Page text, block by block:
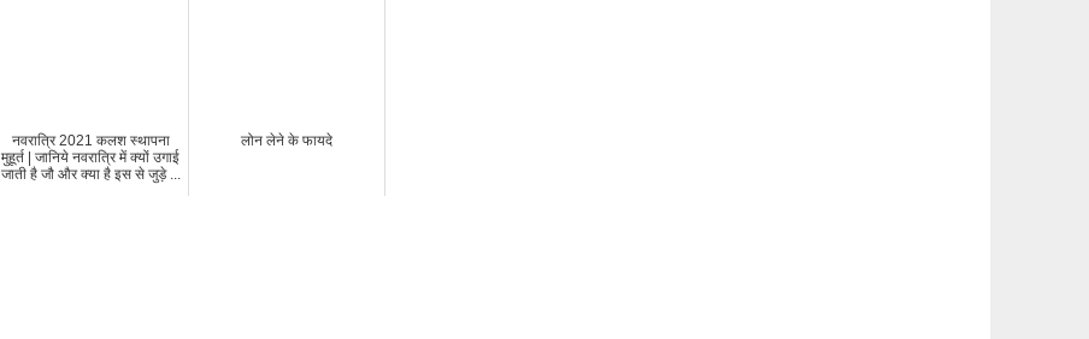
नवरात्रि 2021 कलश स्थापना
मुहूर्त | जानिये नवरात्रि में क्यों उगाई
जाती है जौ और क्या है इस से जुड़े ...
लोन लेने के फायदे